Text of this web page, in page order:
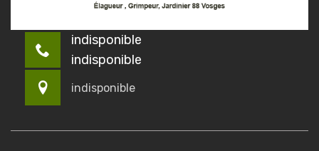
indisponible
indisponible
indisponible